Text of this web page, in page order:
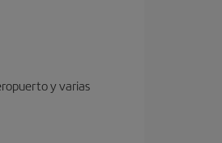
y varias